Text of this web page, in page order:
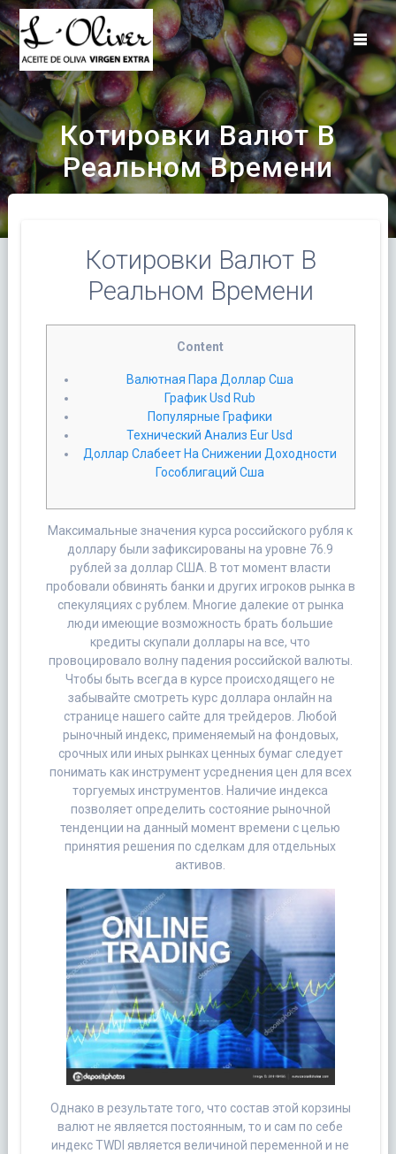
Saltar
al
contenido
Котировки Валют В
Реальном Времени
Котировки Валют В
Реальном Времени
Content
Валютная Пара Доллар Сша
График Usd Rub
Популярные Графики
Технический Анализ Eur Usd
Доллар Слабеет На Снижении Доходности
Гособлигаций Сша
Максимальные значения курса российского рубля к
доллару были зафиксированы на уровне 76.9
рублей за доллар США. В тот момент власти
пробовали обвинять банки и других игроков рынка в
спекуляциях с рублем. Многие далекие от рынка
люди имеющие возможность брать большие
кредиты скупали доллары на все, что
провоцировало волну падения российской валюты.
Чтобы быть всегда в курсе происходящего не
забывайте смотреть курс доллара онлайн на
странице нашего сайте для трейдеров. Любой
рыночный индекс, применяемый на фондовых,
срочных или иных рынках ценных бумаг следует
понимать как инструмент усреднения цен для всех
торгуемых инструментов. Наличие индекса
позволяет определить состояние рыночной
тенденции на данный момент времени с целью
принятия решения по сделкам для отдельных
активов.
Однако в результате того, что состав этой корзины
валют не является постоянным, то и сам по себе
индекс TWDI является величиной переменной и не